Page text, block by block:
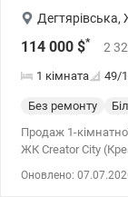
Дегтярівська,
114 000 $* 2
1 кімната 49/
Без ремонту
Продаж 1-
ЖК Creator City
Оновлено: